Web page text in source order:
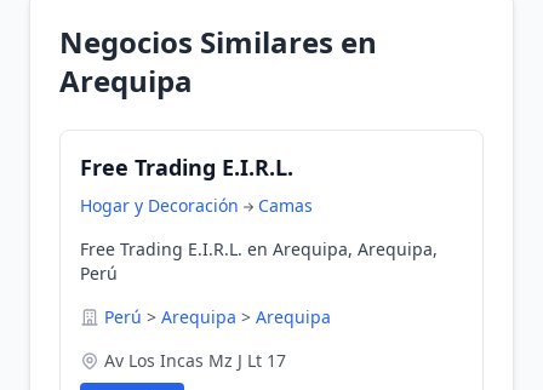
Negocios Similares en
Arequipa
Free Trading E.I.R.L.
Hogar y Decoración
Camas
Free Trading E.I.R.L. en Arequipa, Arequipa,
Perú
Perú > Arequipa > Arequipa
Av Los Incas Mz J Lt 17